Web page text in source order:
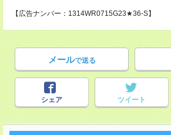
【広告ナンバー：1314WR0715G23★36-S】
メールで送る
シェア ツイート